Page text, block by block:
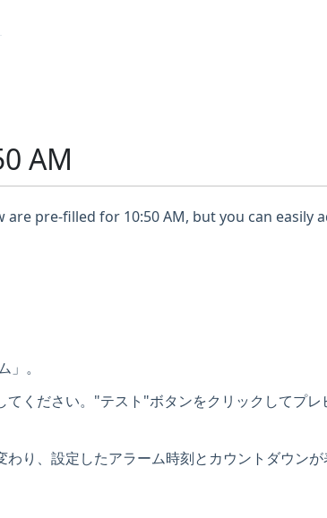
AM
pre-filled for 10:50 AM, but you can easily
。
ください。"テスト"ボタンをクリックしてプレ
り、設定したアラーム時刻とカウントダウン